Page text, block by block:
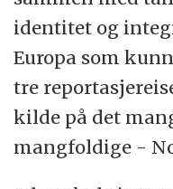
identitet og
Europa som
tre
kilde på det
mangfoldige -